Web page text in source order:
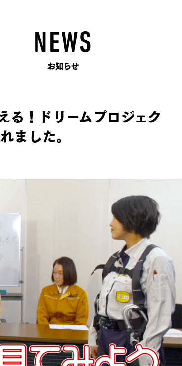
NEWS
お知らせ
る！ドリームプロジェク
ました。